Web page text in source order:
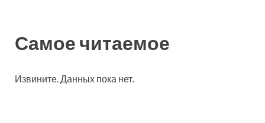
Самое читаемое
Извините. Данных пока нет.